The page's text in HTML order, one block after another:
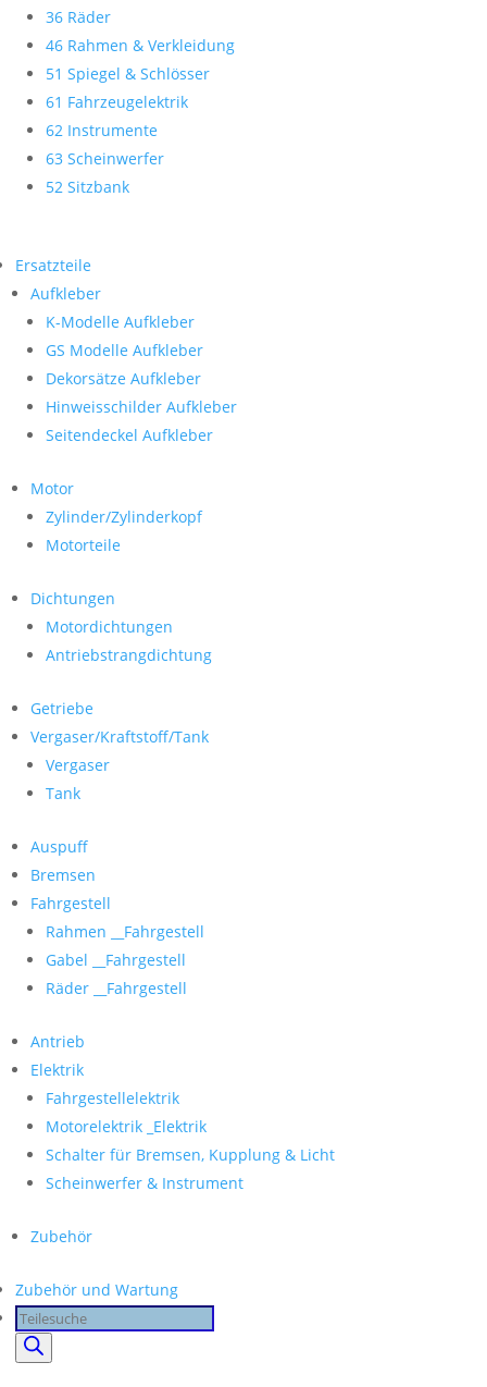
36 Räder
46 Rahmen & Verkleidung
51 Spiegel & Schlösser
61 Fahrzeugelektrik
62 Instrumente
63 Scheinwerfer
52 Sitzbank
Ersatzteile
Aufkleber
K-Modelle Aufkleber
GS Modelle Aufkleber
Dekorsätze Aufkleber
Hinweisschilder Aufkleber
Seitendeckel Aufkleber
Motor
Zylinder/Zylinderkopf
Motorteile
Dichtungen
Motordichtungen
Antriebstrangdichtung
Getriebe
Vergaser/Kraftstoff/Tank
Vergaser
Tank
Auspuff
Bremsen
Fahrgestell
Rahmen __Fahrgestell
Gabel __Fahrgestell
Räder __Fahrgestell
Antrieb
Elektrik
Fahrgestellelektrik
Motorelektrik _Elektrik
Schalter für Bremsen, Kupplung & Licht
Scheinwerfer & Instrument
Zubehör
Zubehör und Wartung
Products
search